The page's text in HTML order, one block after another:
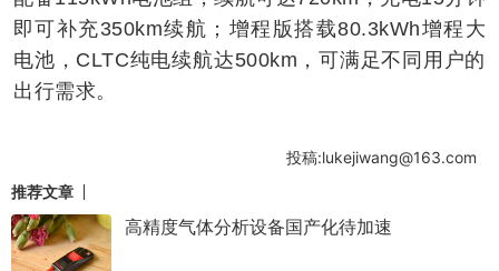
即可补充350km续航；增程版搭载80.3kWh增程大
电池，CLTC纯电续航达500km，可满足不同用户的
出行需求。
投稿:lukejiwang@163.com
推荐文章
高精度气体分析设备国产化待加速